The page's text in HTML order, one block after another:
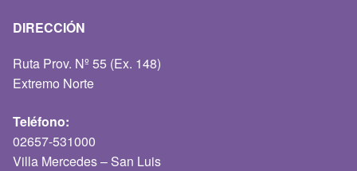
DIRECCIÓN
Ruta Prov. Nº 55 (Ex. 148)
Extremo Norte
Teléfono:
02657-531000
Villa Mercedes – San Luis